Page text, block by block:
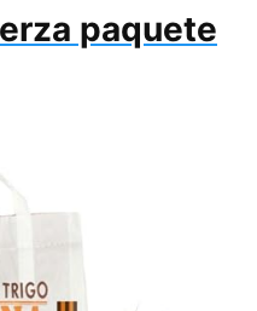
paquete